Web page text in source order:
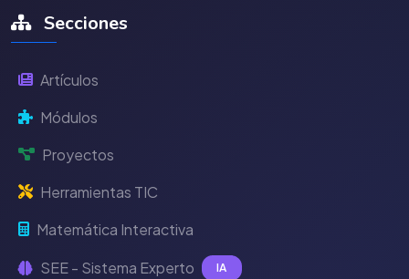
Secciones
Artículos
Módulos
Proyectos
Herramientas TIC
Matemática Interactiva
SEE - Sistema Experto IA